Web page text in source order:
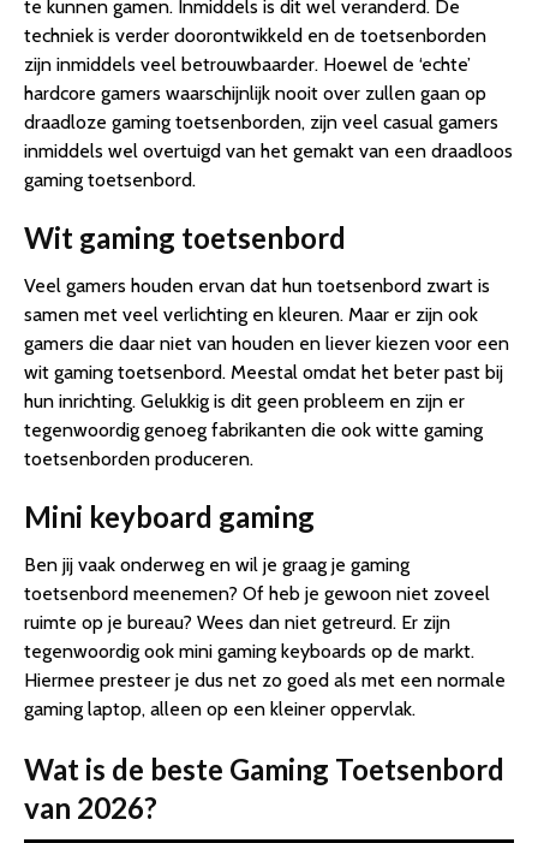
te kunnen gamen. Inmiddels is dit wel veranderd. De
techniek is verder doorontwikkeld en de toetsenborden
zijn inmiddels veel betrouwbaarder. Hoewel de ‘echte’
hardcore gamers waarschijnlijk nooit over zullen gaan op
draadloze gaming toetsenborden, zijn veel casual gamers
inmiddels wel overtuigd van het gemakt van een draadloos
gaming toetsenbord.
Wit gaming toetsenbord
Veel gamers houden ervan dat hun toetsenbord zwart is
samen met veel verlichting en kleuren. Maar er zijn ook
gamers die daar niet van houden en liever kiezen voor een
wit gaming toetsenbord. Meestal omdat het beter past bij
hun inrichting. Gelukkig is dit geen probleem en zijn er
tegenwoordig genoeg fabrikanten die ook witte gaming
toetsenborden produceren.
Mini keyboard gaming
Ben jij vaak onderweg en wil je graag je gaming
toetsenbord meenemen? Of heb je gewoon niet zoveel
ruimte op je bureau? Wees dan niet getreurd. Er zijn
tegenwoordig ook mini gaming keyboards op de markt.
Hiermee presteer je dus net zo goed als met een normale
gaming laptop, alleen op een kleiner oppervlak.
Wat is de beste Gaming Toetsenbord
van 2026?